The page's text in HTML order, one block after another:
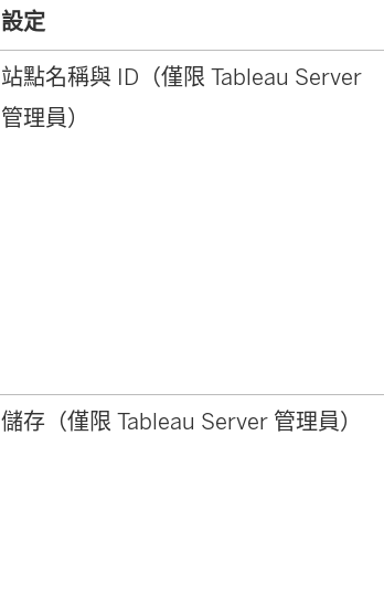
設定
站點名稱與 ID（僅限 Tableau Server
管理員）
儲存（僅限 Tableau Server 管理員）